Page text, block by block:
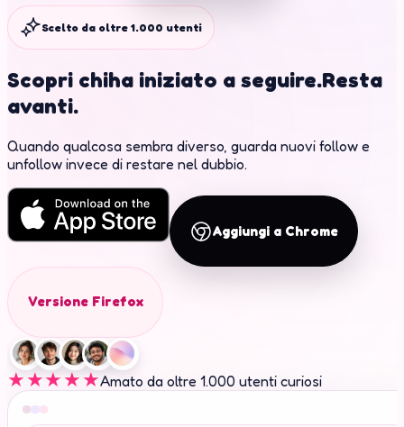
Scelto da oltre 1.000 utenti
Scopri chiha iniziato a seguire.Resta
avanti.
Quando qualcosa sembra diverso, guarda nuovi follow e
unfollow invece di restare nel dubbio.
Aggiungi a Chrome
Versione Firefox
★★★★★Amato da oltre 1.000 utenti curiosi